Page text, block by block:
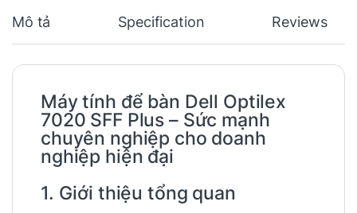
Mô tả Specification Reviews
Máy tính để bàn Dell Optilex
7020 SFF Plus – Sức mạnh
chuyên nghiệp cho doanh
nghiệp hiện đại
1. Giới thiệu tổng quan